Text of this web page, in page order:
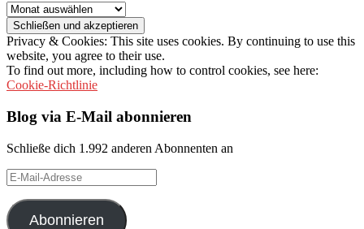
Archiv
Privacy & Cookies: This site uses cookies. By continuing to use this
website, you agree to their use.
To find out more, including how to control cookies, see here:
Cookie-Richtlinie
Blog via E-Mail abonnieren
Schließe dich 1.992 anderen Abonnenten an
E-
Mail-
Adresse
Abonnieren